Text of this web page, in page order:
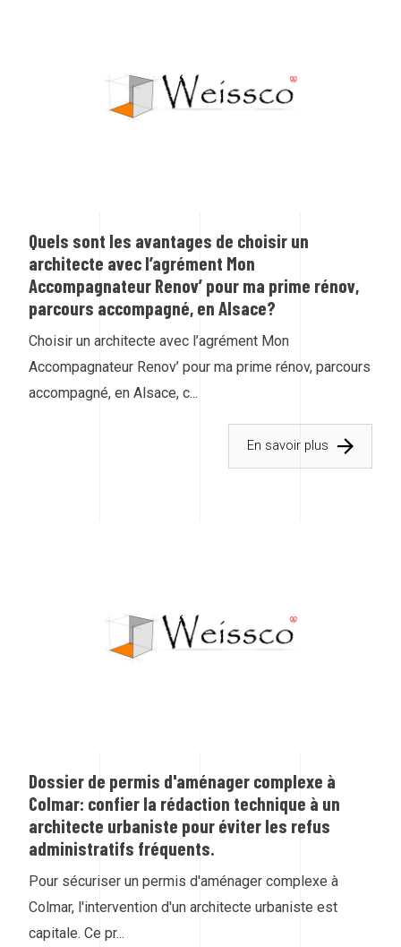
Quels sont les avantages de choisir un
architecte avec l’agrément Mon
Accompagnateur Renov’ pour ma prime rénov,
parcours accompagné, en Alsace?
Choisir un architecte avec l’agrément Mon
Accompagnateur Renov’ pour ma prime rénov, parcours
accompagné, en Alsace, c...
En savoir plus
Dossier de permis d'aménager complexe à
Colmar: confier la rédaction technique à un
architecte urbaniste pour éviter les refus
administratifs fréquents.
Pour sécuriser un permis d'aménager complexe à
Colmar, l'intervention d'un architecte urbaniste est
capitale. Ce pr...